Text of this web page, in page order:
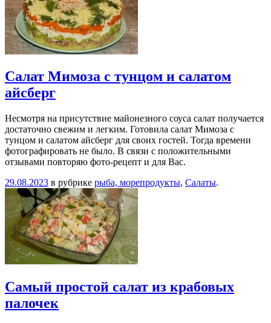
Салат Мимоза с тунцом и салатом
айсберг
Несмотря на присутствие майонезного соуса салат получается
достаточно свежим и легким. Готовила салат Мимоза с
тунцом и салатом айсберг для своих гостей. Тогда времени
фотографировать не было. В связи с положительными
отзывами повторяю фото-рецепт и для Вас.
29.08.2023 в рубрике рыба, морепродукты, Салаты.
Самый простой салат из крабовых
палочек